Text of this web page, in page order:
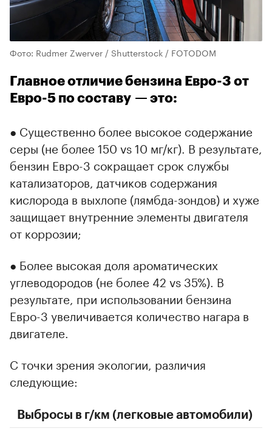
Фото: Rudmer Zwerver / Shutterstock / FOTODOM
Главное отличие бензина Евро-3 от
Евро-5 по составу — это:
● Существенно более высокое содержание
серы (не более 150 vs 10 мг/кг). В результате,
бензин Евро-3 сокращает срок службы
катализаторов, датчиков содержания
кислорода в выхлопе (лямбда-зондов) и хуже
защищает внутренние элементы двигателя
от коррозии;
● Более высокая доля ароматических
углеводородов (не более 42 vs 35%). В
результате, при использовании бензина
Евро-3 увеличивается количество нагара в
двигателе.
С точки зрения экологии, различия
следующие:
Выбросы в г/км (легковые автомобили)